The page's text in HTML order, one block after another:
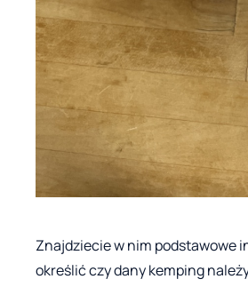
Znajdziecie w nim podstawowe
określić czy dany kemping